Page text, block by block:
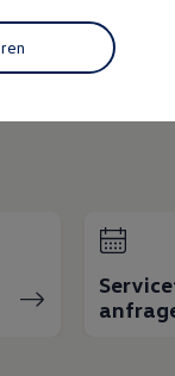
ID.Buzz